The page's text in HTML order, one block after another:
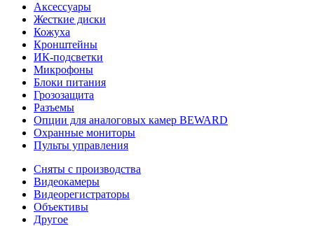
Аксессуары
Жесткие диски
Кожуха
Кронштейны
ИК-подсветки
Микрофоны
Блоки питания
Грозозащита
Разъемы
Опции для аналоговых камер BEWARD
Охранные мониторы
Пульты управления
Сняты с производства
Видеокамеры
Видеорегистраторы
Объективы
Другое